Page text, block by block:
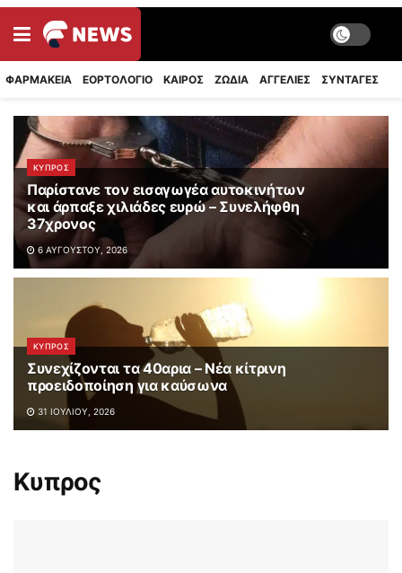
ΦΑΡΜΑΚΕΙΑ ΕΟΡΤΟΛΟΓΙΟ ΚΑΙΡΟΣ ΖΩΔΙΑ ΑΓΓΕΛΙΕΣ ΣΥΝΤΑΓΈΣ
ΚΥΠΡΟΣ
Παρίστανε τον εισαγωγέα αυτοκινήτων
και άρπαξε χιλιάδες ευρώ – Συνελήφθη
37χρονος
6 ΑΥΓΟΎΣΤΟΥ, 2026
ΚΥΠΡΟΣ
Συνεχίζονται τα 40αρια – Νέα κίτρινη
προειδοποίηση για καύσωνα
31 ΙΟΥΛΊΟΥ, 2026
Κυπρος